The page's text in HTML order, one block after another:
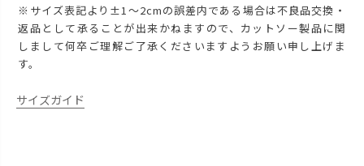
※サイズ表記より±1～2cmの誤差内である場合は不良品交換・
返品として承ることが出来かねますので、カットソー製品に関
しまして何卒ご理解ご了承くださいますようお願い申し上げま
す。
サイズガイド